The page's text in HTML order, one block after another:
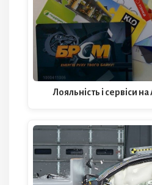
Лояльність і сервіси